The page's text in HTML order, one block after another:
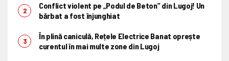
Conflict violent pe „Podul de Beton” din Lugoj! Un
bărbat a fost înjunghiat
În plină caniculă, Rețele Electrice Banat oprește
curentul în mai multe zone din Lugoj